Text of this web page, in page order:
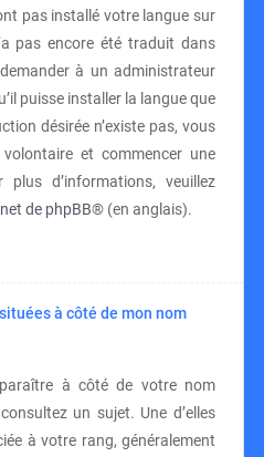
pas installé votre langue sur
pas encore été traduit dans
à un administrateur
puisse installer la langue que
désirée n’existe pas, vous
et commencer une
d’informations, veuillez
de phpBB® (en anglais).
à côté de mon nom
à côté de votre nom
un sujet. Une d’elles
à votre rang, généralement